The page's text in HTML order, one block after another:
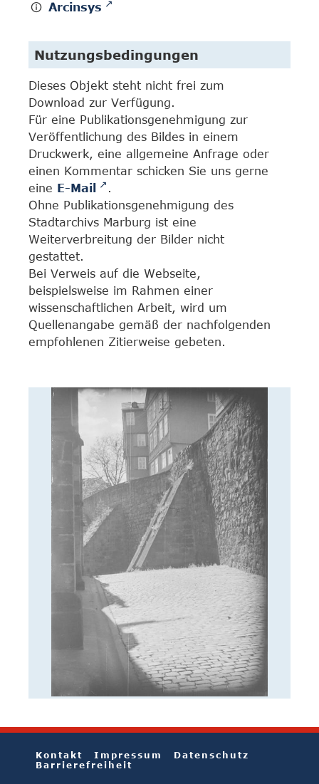
Arcinsys
Nutzungsbedingungen
Dieses Objekt steht nicht frei zum
Download zur Verfügung.
Für eine Publikationsgenehmigung zur
Veröffentlichung des Bildes in einem
Druckwerk, eine allgemeine Anfrage oder
einen Kommentar schicken Sie uns gerne
eine E-Mail
.
Ohne Publikationsgenehmigung des
Stadtarchivs Marburg ist eine
Weiterverbreitung der Bilder nicht
gestattet.
Bei Verweis auf die Webseite,
beispielsweise im Rahmen einer
wissenschaftlichen Arbeit, wird um
Quellenangabe gemäß der nachfolgenden
empfohlenen Zitierweise gebeten.
Kontakt Impressum
Datenschutz
Barrierefreiheit